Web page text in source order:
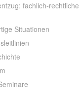
fachlich-rechtliche
Situationen